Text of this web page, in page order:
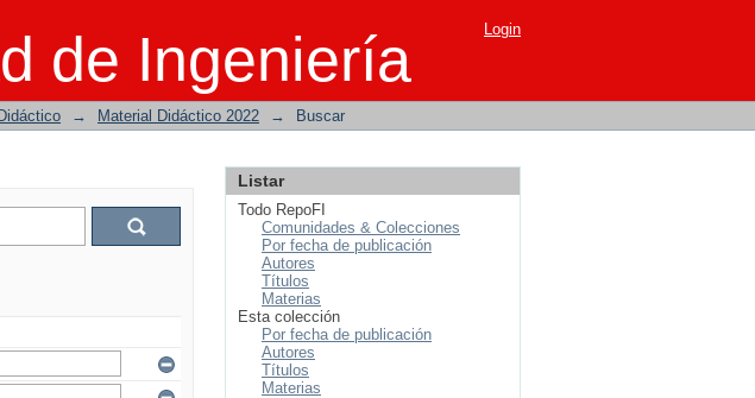
de Ingeniería Login
→ Material Didáctico 2022 → Buscar
Listar
Todo RepoFI
Comunidades & Colecciones
Por fecha de publicación
Autores
Títulos
Materias
Esta colección
Por fecha de publicación
Autores
Títulos
Materias